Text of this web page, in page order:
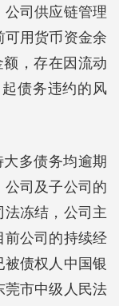
司供应链管理
可用货币资金余
额，存在因流动
债务违约的风
多债务均逾期
司及子公司的
法冻结，公司主
前公司的持续经
债权人中国银
莞市中级人民法